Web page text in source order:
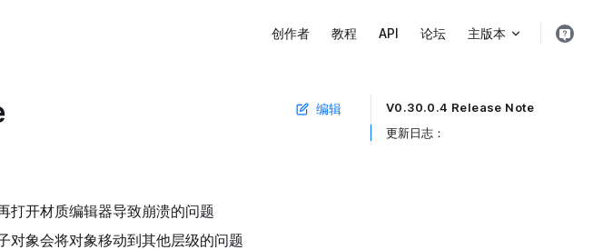
创作者 教程 API 论坛 主版本
V0.30.0.4 Release Note
Table of Contents for current page
更新日志： ​
编辑
打开材质编辑器导致崩溃的问题
对象会将对象移动到其他层级的问题